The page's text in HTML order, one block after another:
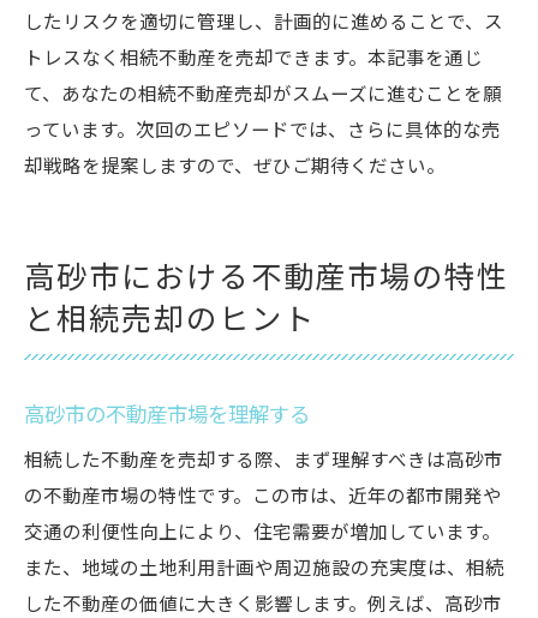
したリスクを適切に管理し、計画的に進めることで、ス
トレスなく相続不動産を売却できます。本記事を通じ
て、あなたの相続不動産売却がスムーズに進むことを願
っています。次回のエピソードでは、さらに具体的な売
却戦略を提案しますので、ぜひご期待ください。
高砂市における不動産市場の特性
と相続売却のヒント
高砂市の不動産市場を理解する
相続した不動産を売却する際、まず理解すべきは高砂市
の不動産市場の特性です。この市は、近年の都市開発や
交通の利便性向上により、住宅需要が増加しています。
また、地域の土地利用計画や周辺施設の充実度は、相続
した不動産の価値に大きく影響します。例えば、高砂市